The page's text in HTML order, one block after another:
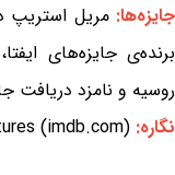
جایزه‌ها:
برنده‌ی جایزه‌های
روسیه و نامزد دریافت
نگاره: (imdb.com)